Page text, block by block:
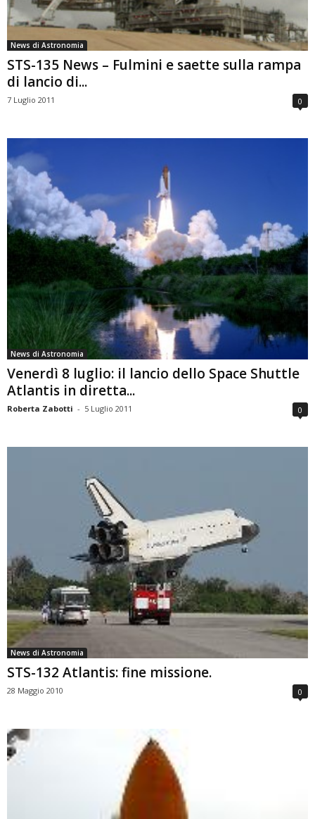
News di Astronomia
STS-135 News – Fulmini e saette sulla rampa
di lancio di...
7 Luglio 2011 0
News di Astronomia
Venerdì 8 luglio: il lancio dello Space Shuttle
Atlantis in diretta...
Roberta Zabotti - 5 Luglio 2011 0
News di Astronomia
STS-132 Atlantis: fine missione.
28 Maggio 2010 0